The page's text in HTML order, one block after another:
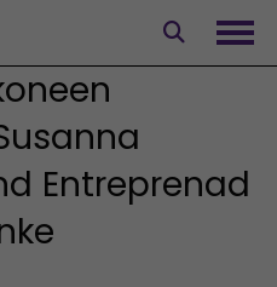
Entreprenad